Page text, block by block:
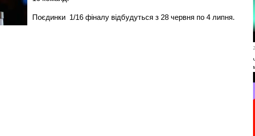
Поєдинки 1/16 фіналу відбудуться з 28 червня по 4 липня.